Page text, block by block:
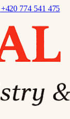
+420 774 541 475